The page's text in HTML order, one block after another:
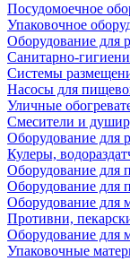
Посудомоечное
Упаковочное
Оборудование для
Санитарно-
Системы
Насосы для
Уличные
Смесители и
Оборудование для
Кулеры,
Оборудование для
Оборудование для
Оборудование для
Противни,
Оборудование для
Упаковочные